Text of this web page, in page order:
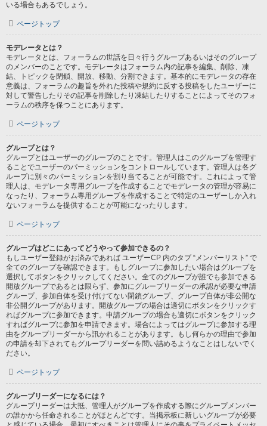
いる場合もあるでしょう。
ページトップ
モデレータとは？
モデレータとは、フォーラムの世話を日々行うグループあるいはそのグループ
のメンバーのことです。モデレータはフォーラム内の記事を編集、削除、凍
結、トピックを閉鎖、開放、移動、分割できます。基本的にモデレータの存在
意義は、フォーラムの趣旨を外れた投稿や規約に反する投稿をしたユーザーに
対して警告したりその記事を削除したり凍結したりすることによってそのフォ
ーラムの秩序を保つことにあります。
ページトップ
グループとは？
グループとはユーザーのグループのことです。管理人はこのグループを管理す
ることでユーザーのパーミッションをコントロールしています。管理人は各グ
ループに別々のパーミッションを割り当てることが可能です。これによって管
理人は、モデレータ専用グループを作成することでモデレータの管理が容易に
なったり、フォーラム専用グループを作成することで特定のユーザーしか入れ
ないフォーラムを提供することが可能になったりします。
ページトップ
グループはどこにあってどうやって参加できるの？
もしユーザー登録がお済みであれば ユーザーCP 内のタブ “メンバーリスト” で
全てのグループを確認できます。もしグループに参加したい場合はグループを
選択してボタンをクリックしてください。全てのグループが誰でも参加できる
開放グループであるとは限らず、参加にグループリーダーの承認が必要な申請
グループ、参加自体を受け付けてない閉鎖グループ、グループ自体が非公開な
非公開グループがあります。開放グループの場合は適切にボタンをクリックす
ればグループに参加できます。申請グループの場合も適切にボタンをクリック
すればグループに参加を申請できます。場合によってはグループに参加する理
由をグループリーダーから訊かれることがあります。もし何らかの理由で参加
の申請を却下されてもグループリーダーを問い詰めるようなことはしないでく
ださい。
ページトップ
グループリーダーになるには？
グループリーダーは大抵、管理人がグループを作成する際にグループメンバー
の誰かから任命されることがほとんどです。当掲示板に新しいグループが必要